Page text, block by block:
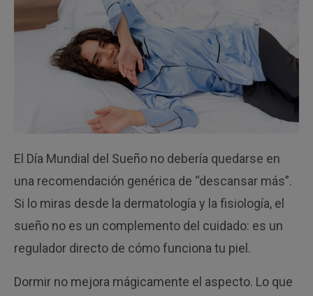
El Día Mundial del Sueño no debería quedarse en
una recomendación genérica de “descansar más”.
Si lo miras desde la dermatología y la fisiología, el
sueño no es un complemento del cuidado: es un
regulador directo de cómo funciona tu piel.
Dormir no mejora mágicamente el aspecto. Lo que